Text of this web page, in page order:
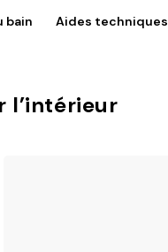
bain Aides techniques
l’intérieur